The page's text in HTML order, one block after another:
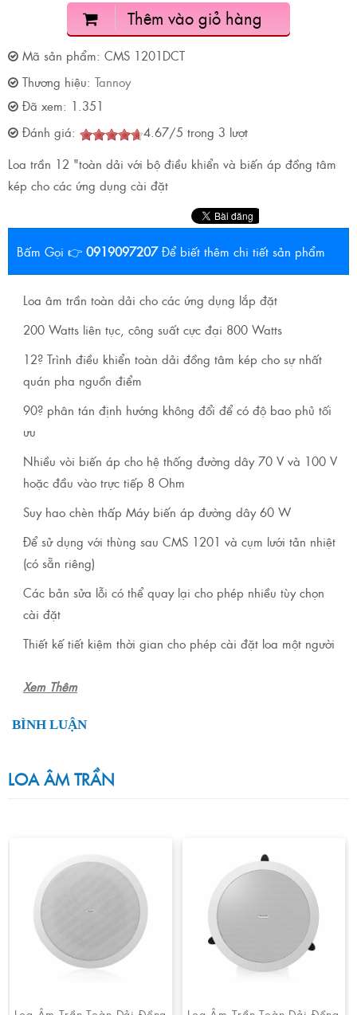
Thêm vào giỏ hàng
Mã sản phẩm: CMS 1201DCT
Thương hiệu: Tannoy
Đã xem: 1.351
Đánh giá:
4.67/5 trong 3 lượt
Loa trần 12 "toàn dải với bộ điều khiển và biến áp đồng tâm
kép cho các ứng dụng cài đặt
Bấm Gọi 👉 0919097207 Để biết thêm chi tiết sản phẩm
Loa âm trần toàn dải cho các ứng dụng lắp đặt
200 Watts liên tục, công suất cực đại 800 Watts
12? Trình điều khiển toàn dải đồng tâm kép cho sự nhất
quán pha nguồn điểm
90? phân tán định hướng không đổi để có độ bao phủ tối
ưu
Nhiều vòi biến áp cho hệ thống đường dây 70 V và 100 V
hoặc đầu vào trực tiếp 8 Ohm
Suy hao chèn thấp Máy biến áp đường dây 60 W
Để sử dụng với thùng sau CMS 1201 và cụm lưới tản nhiệt
(có sẵn riêng)
Các bản sửa lỗi có thể quay lại cho phép nhiều tùy chọn
cài đặt
Thiết kế tiết kiệm thời gian cho phép cài đặt loa một người
Xem Thêm
BÌNH LUẬN
LOA ÂM TRẦN